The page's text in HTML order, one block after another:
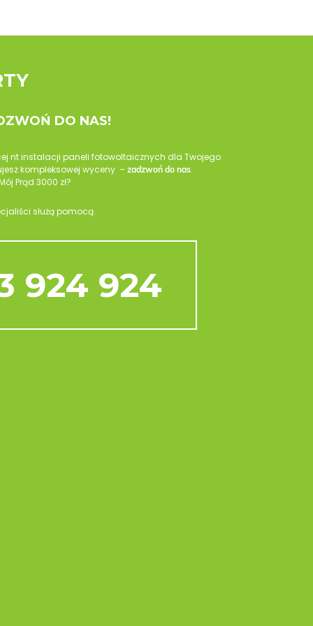
DO NAS!
nt instalacji paneli fotowoltaicznych dla Twojego
kompleksowej wyceny –zadzwoń do nas.
Prąd 3000 zł?
służą pomocą.
924 924